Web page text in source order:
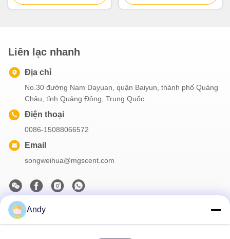
Liên lạc nhanh
Địa chỉ
No.30 đường Nam Dayuan, quận Baiyun, thành phố Quảng
Châu, tỉnh Quảng Đông, Trung Quốc
Điện thoại
0086-15088066572
Email
songweihua@mgscent.com
Thông tin của chúng tôi
Andy